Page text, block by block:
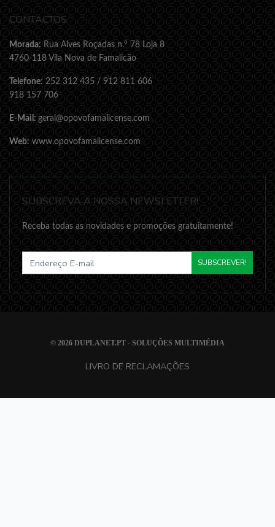
CONTACTOS
Morada: Rua Alves Roçadas n.º 78 Loja 8
4760-118 Vila Nova de Famalicão
Telefone: 252 312 435 / 912 811 606
918 157 706
E-Mail: geral@opovofamalicense.com
Web: www.opovofamalicense.com
SUBSCREVA A NOSSA NEWSLETTER!
Receba todas as novidades e promoções gratuitamente!
SUBSCREVER!
© 2026 DUPLANET.PT - SOLUÇÕES MULTIMÉDIA
LIVRO DE RECLAMAÇÕES